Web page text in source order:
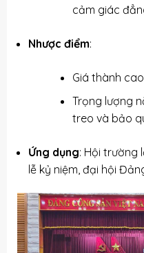
cảm giác
Nhược điểm:
Giá thành
Trọng lượng
treo và bảo
Ứng dụng: Hội trường
lễ kỷ niệm, đại hội